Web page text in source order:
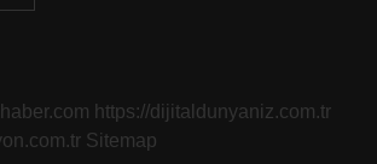
Ne
https://dijitaldunyaniz.com.tr
Sitemap